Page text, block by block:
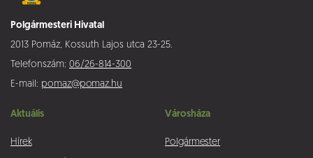
Polgármesteri Hivatal
2013 Pomáz, Kossuth Lajos utca 23-25.
Telefonszám: 06/26-814-300
E-mail: pomaz@pomaz.hu
Aktuális
Hírek
Városháza
Polgármester